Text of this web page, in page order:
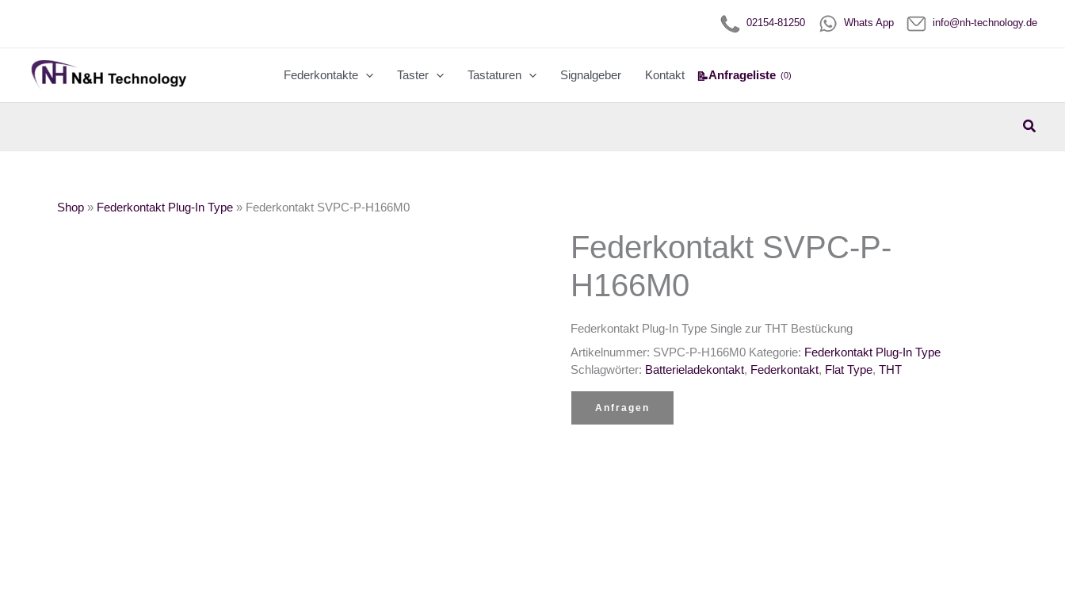
02154-81250 Whats App info@nh-technology.de
Federkontakte Taster Tastaturen Signalgeber Kontakt 📝Anfrageliste (0)
Shop » Federkontakt Plug-In Type » Federkontakt SVPC-P-H166M0
Federkontakt SVPC-P-
H166M0
Federkontakt Plug-In Type Single zur THT Bestückung
Artikelnummer: SVPC-P-H166M0 Kategorie: Federkontakt Plug-In Type
Schlagwörter: Batterieladekontakt, Federkontakt, Flat Type, THT
Anfragen